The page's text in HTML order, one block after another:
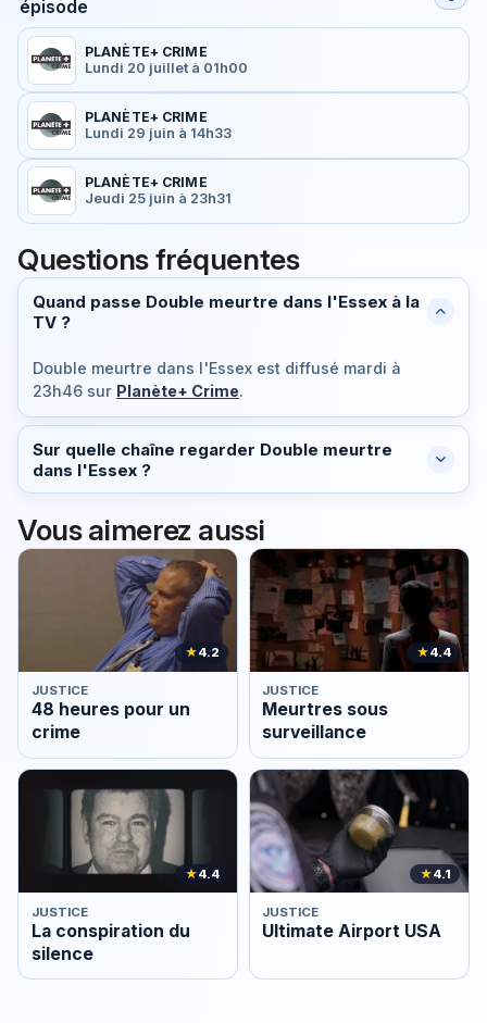
épisode
PLANÈTE+ CRIME
Lundi 20 juillet à 01h00
PLANÈTE+ CRIME
Lundi 29 juin à 14h33
PLANÈTE+ CRIME
Jeudi 25 juin à 23h31
Questions fréquentes
Quand passe Double meurtre dans l'Essex à la
TV ?
Double meurtre dans l'Essex est diffusé mardi à
23h46 sur Planète+ Crime.
Sur quelle chaîne regarder Double meurtre
dans l'Essex ?
Vous aimerez aussi
★4.2
JUSTICE
48 heures pour un
crime
★4.4
JUSTICE
Meurtres sous
surveillance
★4.4
JUSTICE
La conspiration du
silence
★4.1
JUSTICE
Ultimate Airport USA